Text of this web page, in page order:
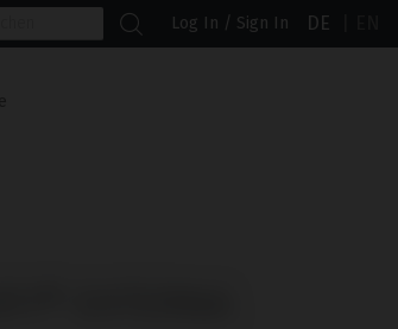
Log In / Sign In DE
EXTERNA